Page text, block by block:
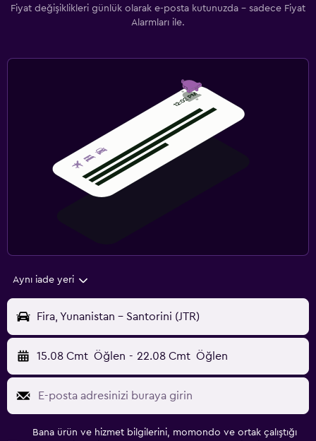
Fiyat değişiklikleri günlük olarak e-posta kutunuzda - sadece Fiyat
Alarmları ile.
Aynı iade yeri
Fira, Yunanistan - Santorini (JTR)
15.08 Cmt Öğlen - 22.08 Cmt Öğlen
Bana ürün ve hizmet bilgilerini, momondo ve ortak çalıştığı